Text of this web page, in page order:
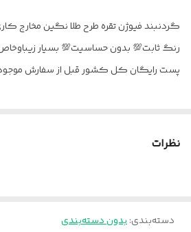
رنگ ثابت💯 بدون حساسیت💯 بسیار زیباوخاص
پست رایگان کل کشور قبل از سفارش
نظرات
دسته‌بندی:بدون دسته‌بندی